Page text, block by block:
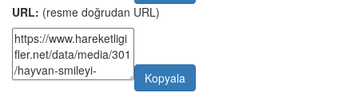
URL: (resme doğrudan URL)
Kopyala